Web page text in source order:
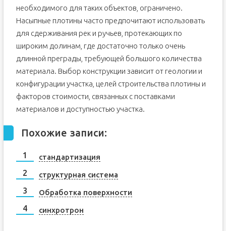
необходимого для таких объектов, ограничено.
Насыпные плотины часто предпочитают использовать
для сдерживания рек и ручьев, протекающих по
широким долинам, где достаточно только очень
длинной преграды, требующей большого количества
материала. Выбор конструкции зависит от геологии и
конфигурации участка, целей строительства плотины и
факторов стоимости, связанных с поставками
материалов и доступностью участка.
Похожие записи:
стандартизация
структурная система
Обработка поверхности
синхротрон